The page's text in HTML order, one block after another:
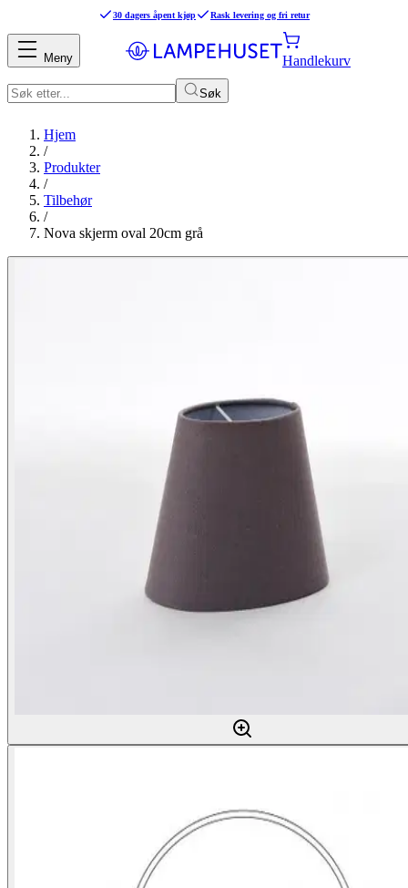
30 dagers åpent kjøp Rask levering og fri retur
Søk
Handlekurv
Meny
Hjem
/
Produkter
/
Tilbehør
/
Nova skjerm oval 20cm grå